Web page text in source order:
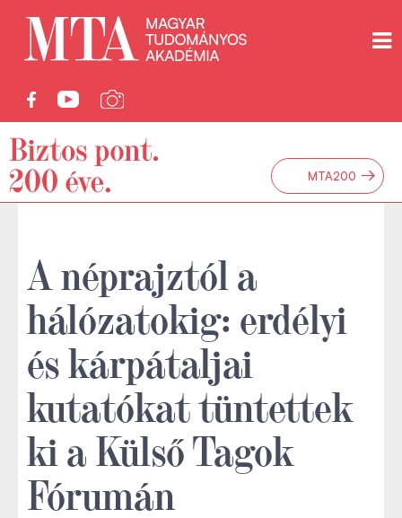
MTA200 →
A néprajztól a
hálózatokig: erdélyi
és kárpátaljai
kutatókat tüntettek
ki a Külső Tagok
Fórumán